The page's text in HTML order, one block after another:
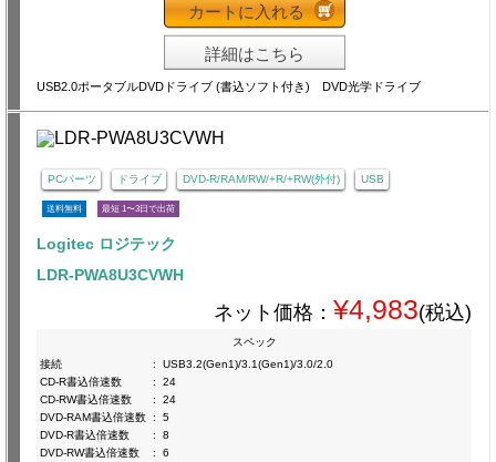
カートに入れる
詳細はこちら
USB2.0ポータブルDVDドライブ (書込ソフト付き) DVD光学ドライブ
PCパーツ ドライブ DVD-R/RAM/RW/+R/+RW(外付) USB
送料無料 最短 1〜3日で出荷
Logitec ロジテック
LDR-PWA8U3CVWH
ネット価格： ¥4,983(税込)
スペック
接続
:
USB3.2(Gen1)/3.1(Gen1)/3.0/2.0
CD-R書込倍速数
:
24
CD-RW書込倍速数
:
24
DVD-RAM書込倍速数 :
5
DVD-R書込倍速数
:
8
DVD-RW書込倍速数
:
6